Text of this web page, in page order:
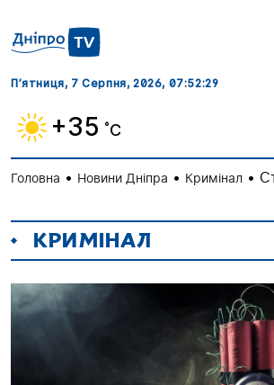
П’ятниця, 7 Серпня, 2026, 07:52:30
+35 ˚C
Головна • Новини Дніпра • Кримінал •
КРИМІНАЛ